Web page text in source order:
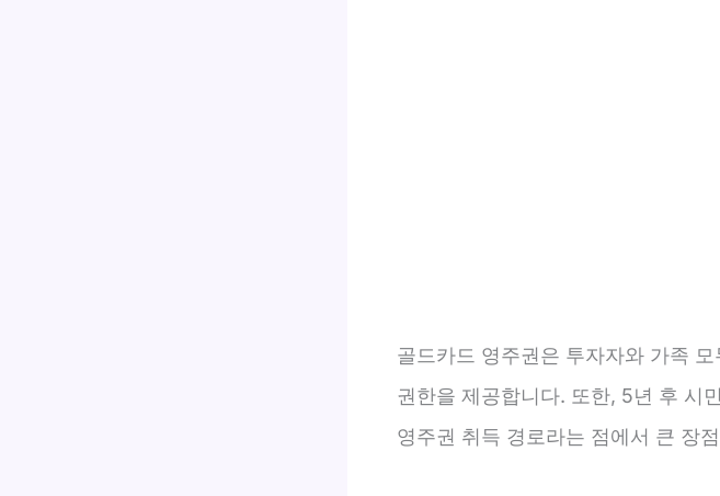
골드카드 영주권은 투자자와 가족
권한을 제공합니다. 또한, 5년 후 시
영주권 취득 경로라는 점에서 큰 장